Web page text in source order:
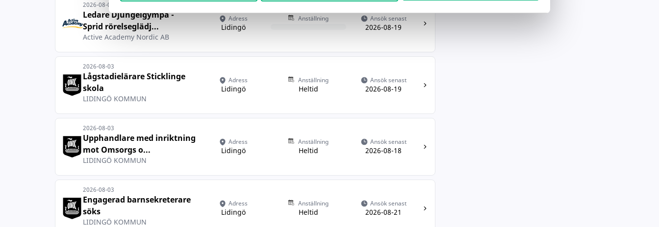
2026-08-03
Ledare Djungelgympa -
Sprid rörelseglädj...
Active Academy Nordic AB
Adress
Lidingö
Anställning Ansök senast
2026-08-19
2026-08-03
Lågstadielärare Sticklinge
skola
LIDINGÖ KOMMUN
Adress
Lidingö
Anställning
Heltid
Ansök senast
2026-08-19
2026-08-03
Upphandlare med inriktning
mot Omsorgs o...
LIDINGÖ KOMMUN
Adress
Lidingö
Anställning
Heltid
Ansök senast
2026-08-18
2026-08-03
Engagerad barnsekreterare
söks
LIDINGÖ KOMMUN
Adress
Lidingö
Anställning
Heltid
Ansök senast
2026-08-21